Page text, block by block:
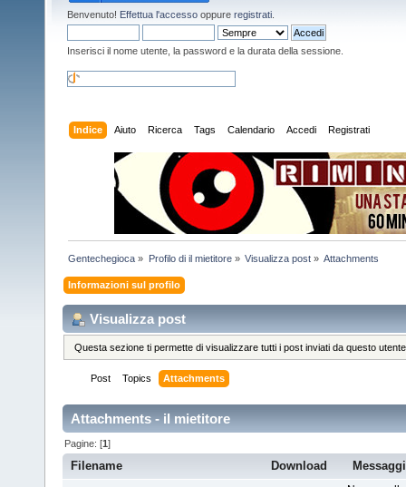
Benvenuto! Effettua l'accesso oppure registrati
Inserisci il nome utente, la password e la durata della sessione.
Indice Aiuto Ricerca Tags Calendario Accedi Registrati
Gentechegioca » Profilo di il mietitore» Visualizza post» Attachments
Informazioni sul profilo
Visualizza post
Questa sezione ti permette di visualizzare tutti i post inviati da questo
Post Topics Attachments
Attachments - il mietitore
Pagine: [1]
Filename Download